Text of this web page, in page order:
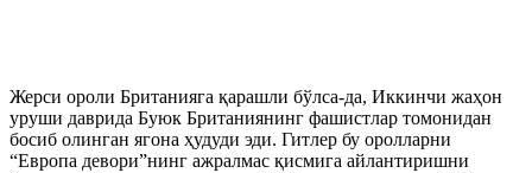
Жерси ороли Британияга қарашли бўлса-да, Иккинчи жаҳон
уруши даврида Буюк Британиянинг фашистлар томонидан
босиб олинган ягона ҳудуди эди. Гитлер бу оролларни
“Европа девори”нинг ажралмас қисмига айлантиришни